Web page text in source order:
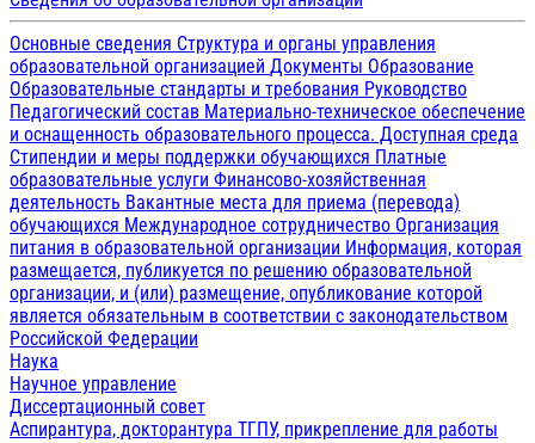
Основные сведения Структура и органы управления
образовательной организацией Документы Образование
Образовательные стандарты и требования Руководство
Педагогический состав Материально-техническое обеспечение
и оснащенность образовательного процесса. Доступная среда
Стипендии и меры поддержки обучающихся Платные
образовательные услуги Финансово-хозяйственная
деятельность Вакантные места для приема (перевода)
обучающихся Международное сотрудничество Организация
питания в образовательной организации Информация, которая
размещается, публикуется по решению образовательной
организации, и (или) размещение, опубликование которой
является обязательным в соответствии с законодательством
Российской Федерации
Наука
Научное управление
Диссертационный совет
Аспирантура, докторантура ТГПУ, прикрепление для работы